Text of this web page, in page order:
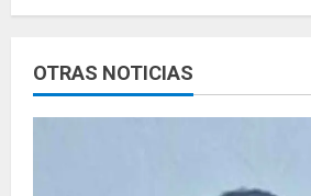
l
e
y
OTRAS NOTICIAS